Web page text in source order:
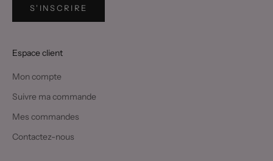
S'INSCRIRE
Espace client
Mon compte
Suivre ma commande
Mes commandes
Contactez-nous